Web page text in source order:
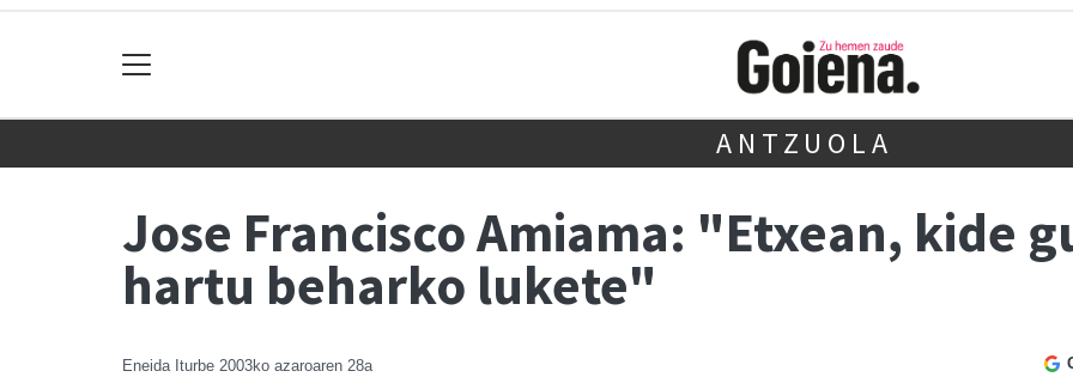
ANTZUOLA
Jose Francisco Amiama: "Etxean, kide
hartu beharko lukete"
Eneida Iturbe 2003ko azaroaren 28a